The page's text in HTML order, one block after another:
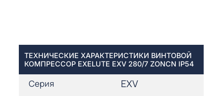
ТЕХНИЧЕСКИЕ ХАРАКТЕРИСТИКИ ВИНТОВОЙ
КОМПРЕССОР EXELUTE EXV 280/7 ZONCN IP54
Серия EXV